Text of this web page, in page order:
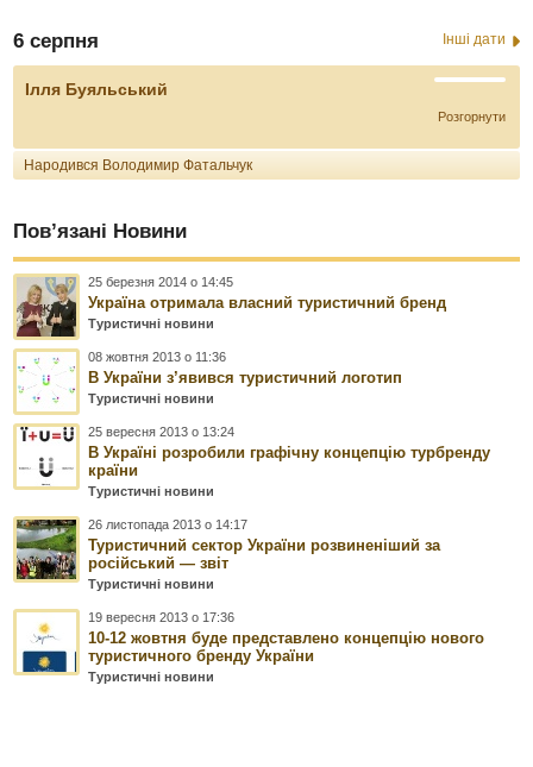
6 серпня Інші дати
Ілля Буяльський
Розгорнути
Народився Володимир Фатальчук
Пов’язані Новини
25 березня 2014 о 14:45
Україна отримала власний туристичний бренд
Туристичні новини
08 жовтня 2013 о 11:36
В України з’явився туристичний логотип
Туристичні новини
25 вересня 2013 о 13:24
В Україні розробили графічну концепцію турбренду
країни
Туристичні новини
26 листопада 2013 о 14:17
Туристичний сектор України розвиненіший за
російський — звіт
Туристичні новини
19 вересня 2013 о 17:36
10-12 жовтня буде представлено концепцію нового
туристичного бренду України
Туристичні новини